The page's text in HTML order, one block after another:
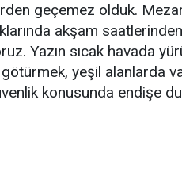
geçemez olduk.
akşam
Yazın sıcak havada
götürmek, yeşil alanlarda
konusunda endişe